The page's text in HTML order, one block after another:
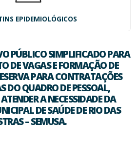
EPIDEMIOLÓGICOS
PÚBLICO SIMPLIFICADO PARA
DE VAGAS E FORMAÇÃO DE
PARA CONTRATAÇÕES
DO QUADRO DE PESSOAL,
A NECESSIDADE DA
DE SAÚDE DE RIO DAS
– SEMUSA.